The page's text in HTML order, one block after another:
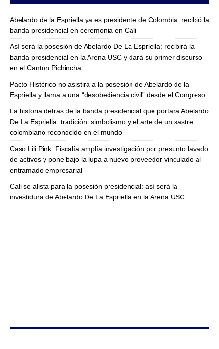
Abelardo de la Espriella ya es presidente de Colombia: recibió la
banda presidencial en ceremonia en Cali
Así será la posesión de Abelardo De La Espriella: recibirá la
banda presidencial en la Arena USC y dará su primer discurso
en el Cantón Pichincha
Pacto Histórico no asistirá a la posesión de Abelardo de la
Espriella y llama a una “desobediencia civil” desde el Congreso
La historia detrás de la banda presidencial que portará Abelardo
De La Espriella: tradición, simbolismo y el arte de un sastre
colombiano reconocido en el mundo
Caso Lili Pink: Fiscalía amplía investigación por presunto lavado
de activos y pone bajo la lupa a nuevo proveedor vinculado al
entramado empresarial
Cali se alista para la posesión presidencial: así será la
investidura de Abelardo De La Espriella en la Arena USC